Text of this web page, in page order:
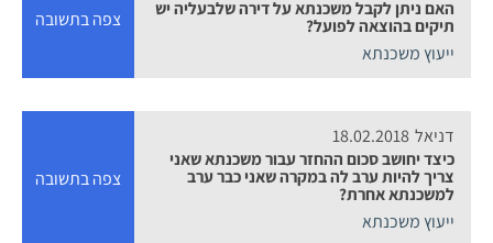
האם ניתן לקבל משכנתא על דירה שלבעליה יש
תיקים בהוצאה לפועל?
ייעוץ משכנתא
צפה בתשובה
דניאל 18.02.2018
כיצד יחושב סכום ההחזר עבור משכנתא שאני
צריך להיות ערב לה במקרה שאני כבר ערב
למשכנתא אחרת?
ייעוץ משכנתא
צפה בתשובה